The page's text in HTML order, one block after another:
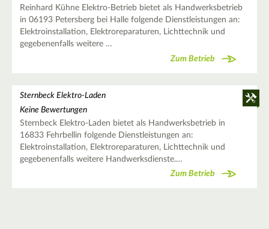
Reinhard Kühne Elektro-Betrieb bietet als Handwerksbetrieb
in 06193 Petersberg bei Halle folgende Dienstleistungen an:
Elektroinstallation, Elektroreparaturen, Lichttechnik und
gegebenenfalls weitere …
Zum Betrieb
Sternbeck Elektro-Laden
Keine Bewertungen
Sternbeck Elektro-Laden bietet als Handwerksbetrieb in
16833 Fehrbellin folgende Dienstleistungen an:
Elektroinstallation, Elektroreparaturen, Lichttechnik und
gegebenenfalls weitere Handwerksdienste.…
Zum Betrieb